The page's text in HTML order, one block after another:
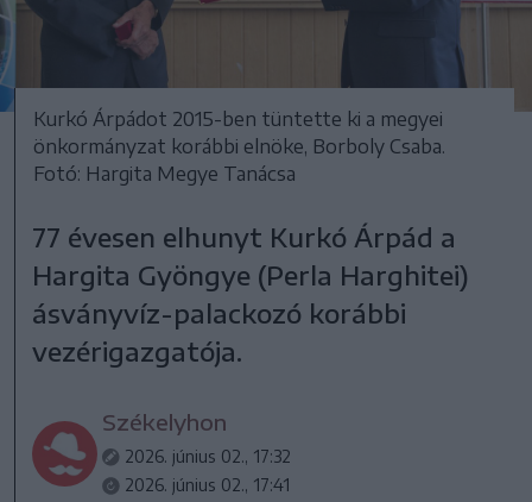
Kurkó Árpádot 2015-ben tüntette ki a megyei
önkormányzat korábbi elnöke, Borboly Csaba.
Fotó: Hargita Megye Tanácsa
77 évesen elhunyt Kurkó Árpád a
Hargita Gyöngye (Perla Harghitei)
ásványvíz-palackozó korábbi
vezérigazgatója.
Székelyhon
2026. június 02., 17:32
2026. június 02., 17:41